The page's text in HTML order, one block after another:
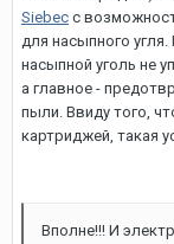
Siebec с
для насыпного
насыпной уголь не
а главное -
пыли. Ввиду того,
картриджей, такая
Вполне!!! И